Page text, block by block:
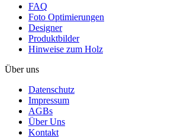
FAQ
Foto Optimierungen
Designer
Produktbilder
Hinweise zum Holz
Über uns
Datenschutz
Impressum
AGBs
Über Uns
Kontakt